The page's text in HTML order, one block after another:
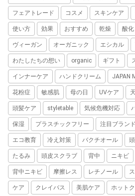
フェアトレード コスメ スキンケア
使い方 効果 おすすめ 乾燥 酸化
ヴィーガン オーガニック エシカル
わたしたちの想い organic ギフト
インナーケア ハンドクリーム JAPAN
花粉症 敏感肌 母の日 UVケア
頭髪ケア styletable 気候危機対応
保湿 プラスチックフリー 注目ブランド
エコ教育 冷え対策 バクチオール
たるみ 頭皮スクラブ 背中 ニキビ
背中ニキビ 摩擦レス レチノール
ケア クレイバス 美肌ケア ホット